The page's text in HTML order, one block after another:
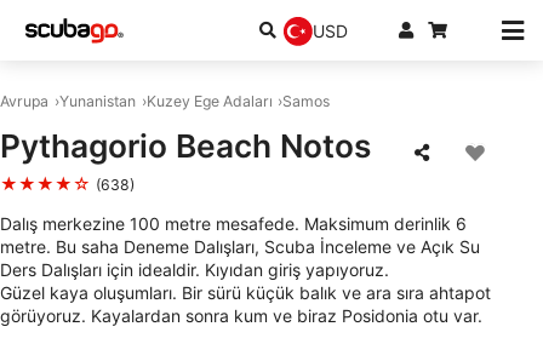
USD
Avrupa Yunanistan Kuzey Ege Adaları Samos
Pythagorio Beach Notos
★★★★☆ (638)
Dalış merkezine 100 metre mesafede. Maksimum derinlik 6
metre. Bu saha Deneme Dalışları, Scuba İnceleme ve Açık Su
Ders Dalışları için idealdir. Kıyıdan giriş yapıyoruz.
Güzel kaya oluşumları. Bir sürü küçük balık ve ara sıra ahtapot
görüyoruz. Kayalardan sonra kum ve biraz Posidonia otu var.